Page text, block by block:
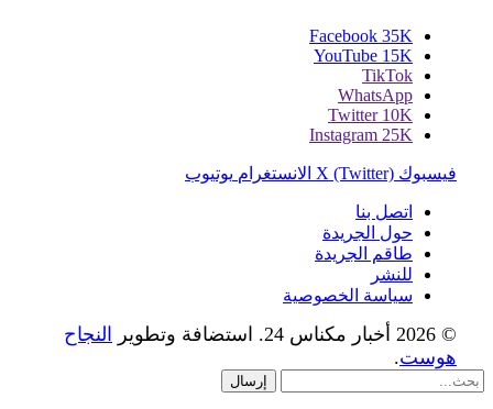
Facebook 35K
YouTube 15K
TikTok
WhatsApp
Twitter 10K
Instagram 25K
فيسبوك X (Twitter) الانستغرام يوتيوب
اتصل بنا
حول الجريدة
طاقم الجريدة
للنشر
سياسة الخصوصية
© 2026 أخبار مكناس 24. استضافة وتطوير
النجاح
هوست.
إرسال